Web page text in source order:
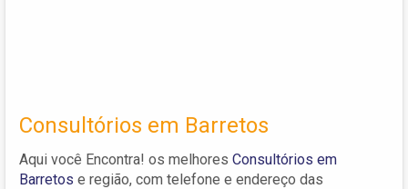
Consultórios em Barretos
Aqui você Encontra! os melhores Consultórios em
Barretos e região, com telefone e endereço das